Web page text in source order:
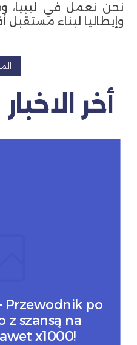
نحن نعمل في ليبيا،
وإيطاليا لبناء
أخر الاخبار
Przewodnik po
z szansą na
x1000!